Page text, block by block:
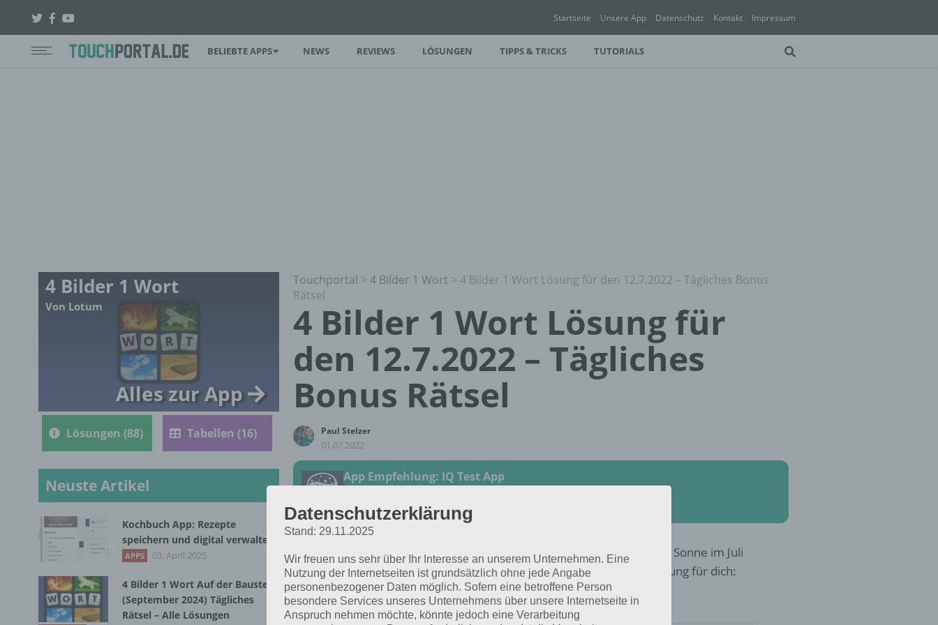
Startseite Unsere App Datenschutz Kontakt Impressum
BELIEBTE APPS NEWS REVIEWS LÖSUNGEN TIPPS & TRICKS TUTORIALS
Touchportal > 4 Bilder 1 Wort > 4 Bilder 1 Wort Lösung für den 12.7.2022 – Tägliches Bonus
Rätsel
4 Bilder 1 Wort Lösung für
den 12.7.2022 – Tägliches
Bonus Rätsel
Paul Stelzer
01.07.2022
App Empfehlung: IQ Test App
JETZT KOSTENLOS HERUNTERLADEN
Die Lösung für das tägliche BONUS Rätsel vom 12.7.2022 zu Ab in die Sonne im Juli
2022 in 4 Bilder 1 Wort. Wenn du dort aktuell feststeckst, hier die Lösung für dich:
WÄHRUNG
4 Bilder 1 Wort
Von Lotum
Alles zur App
Lösungen (88) Tabellen (16)
Neuste Artikel
Kochbuch App: Rezepte
speichern und digital verwalten
APPS 03. April 2025
4 Bilder 1 Wort Auf der Baustelle
(September 2024) Tägliches
Rätsel – Alle Lösungen
Datenschutzerklärung
Stand: 29.11.2025
Wir freuen uns sehr über Ihr Interesse an unserem Unternehmen. Eine
Nutzung der Internetseiten ist grundsätzlich ohne jede Angabe
personenbezogener Daten möglich. Sofern eine betroffene Person
besondere Services unseres Unternehmens über unsere Internetseite in
Anspruch nehmen möchte, könnte jedoch eine Verarbeitung